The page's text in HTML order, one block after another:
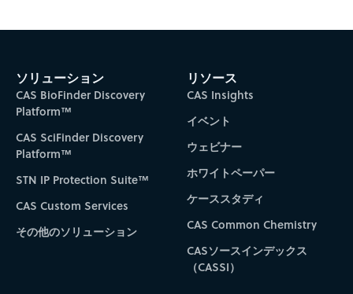
ソリューション
CAS BioFinder Discovery
Platform™
CAS SciFinder Discovery
Platform™
STN IP Protection Suite™
CAS Custom Services
その他のソリューション
リソース
CAS Insights
イベント
ウェビナー
ホワイトペーパー
ケーススタディ
CAS Common Chemistry
CASソースインデックス
（CASSI）